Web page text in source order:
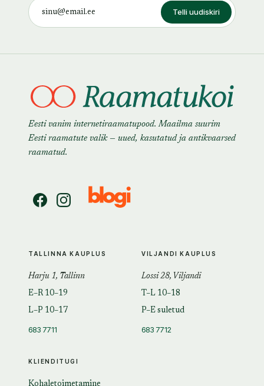
Telli uudiskiri
Eesti vanim internetiraamatupood. Maailma suurim
Eesti raamatute valik — uued, kasutatud ja antikvaarsed
raamatud.
KLIENDITUGI
TALLINNA KAUPLUS
Harju 1, Tallinn
E–R 10–19
L–P 10–17
683 7711
VILJANDI KAUPLUS
Lossi 28, Viljandi
T–L 10–18
P–E suletud
683 7712